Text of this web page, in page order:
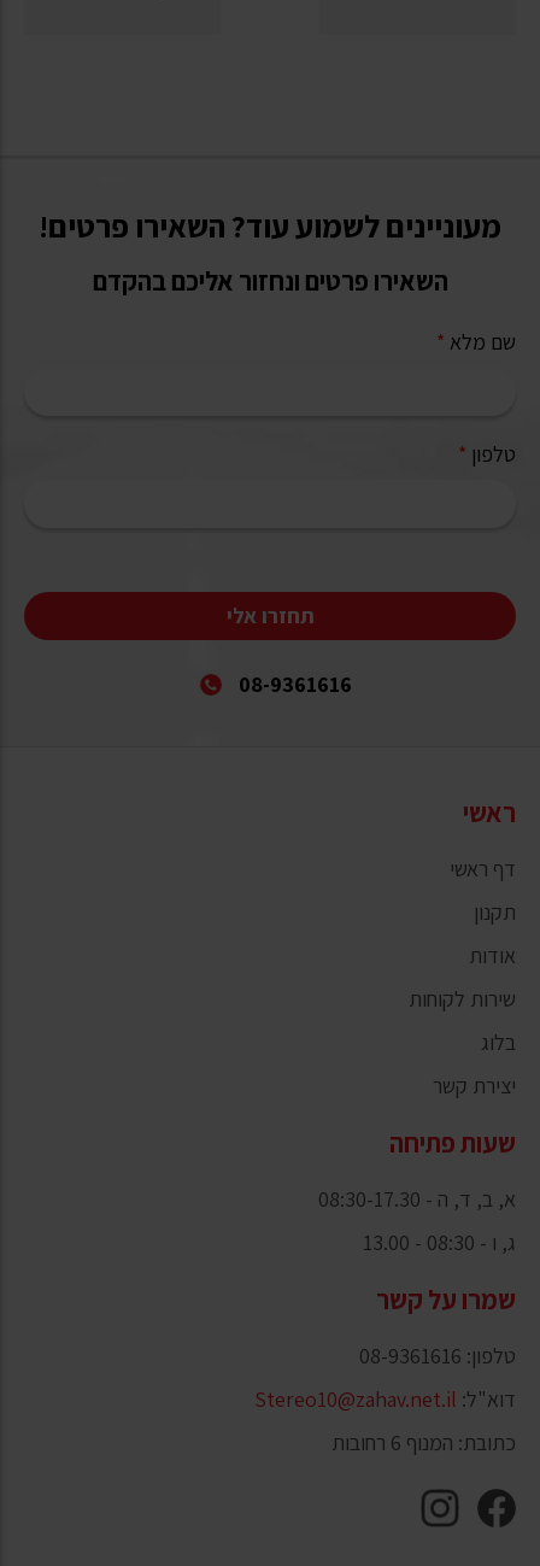
מעוניינים לשמוע עוד? השאירו פרטים!
השאירו פרטים ונחזור אליכם בהקדם
שם מלא *
טלפון *
תחזרו אלי
08-9361616
ראשי
דף ראשי
תקנון
אודות
שירות לקוחות
בלוג
יצירת קשר
שעות פתיחה
א, ב, ד, ה - 08:30-17.30
ג, ו - 08:30 - 13.00
שמרו על קשר
טלפון: 08-9361616
דוא"ל: Stereo10@zahav.net.il
כתובת: המנוף 6 רחובות